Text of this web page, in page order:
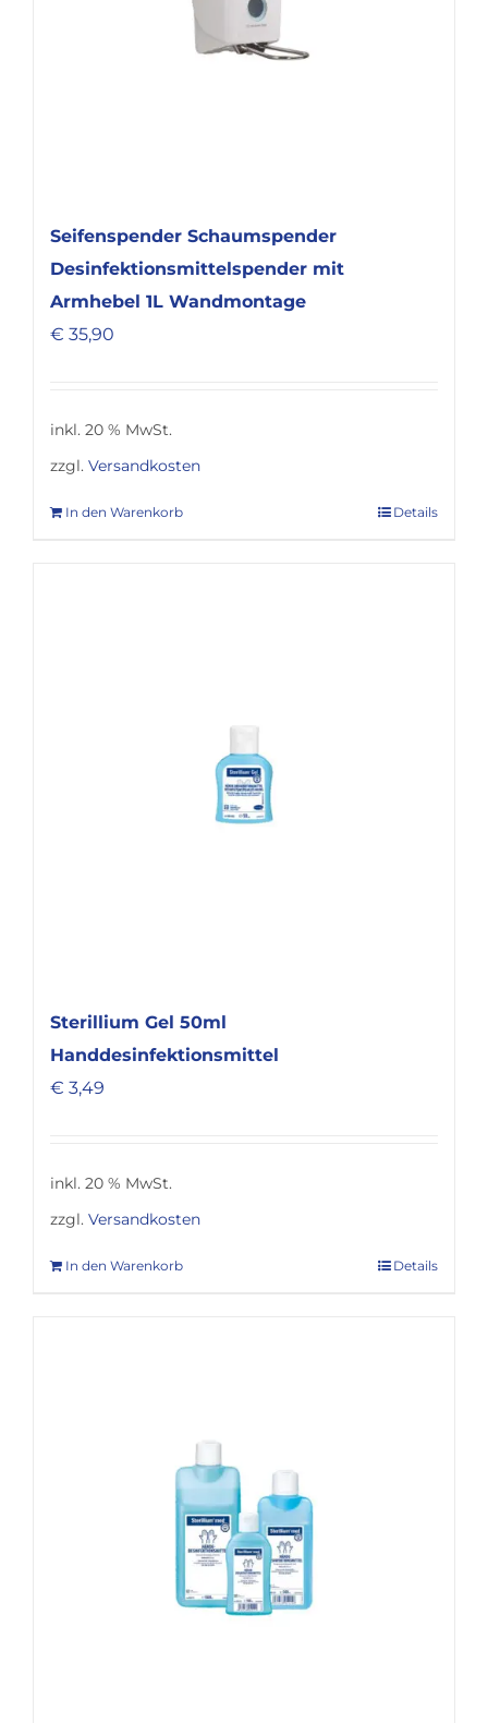
Seifenspender Schaumspender
Desinfektionsmittelspender mit
Armhebel 1L Wandmontage
€ 35,90
inkl. 20 % MwSt.
zzgl. Versandkosten
In den Warenkorb Details
Sterillium Gel 50ml
Handdesinfektionsmittel
€ 3,49
inkl. 20 % MwSt.
zzgl. Versandkosten
In den Warenkorb Details